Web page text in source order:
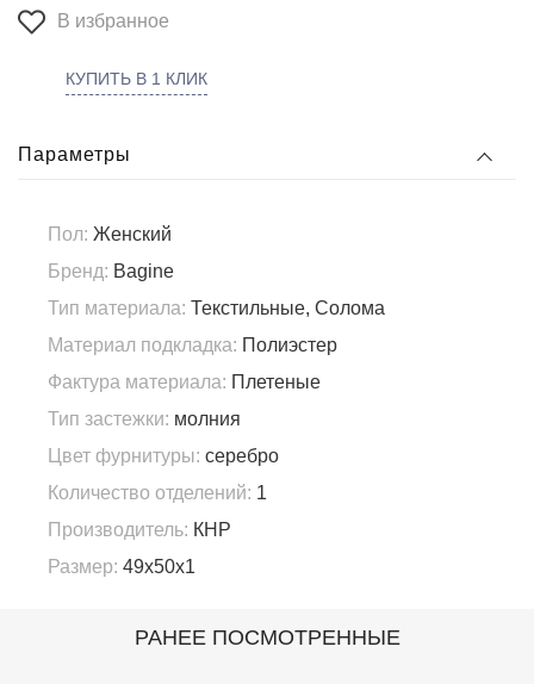
В избранное
КУПИТЬ В 1 КЛИК
Параметры
Пол: Женский
Бренд: Bagine
Тип материала: Текстильные, Солома
Материал подкладка: Полиэстер
Фактура материала: Плетеные
Тип застежки: молния
Цвет фурнитуры: серебро
Количество отделений: 1
Производитель: КНР
Размер: 49х50х1
РАНЕЕ ПОСМОТРЕННЫЕ